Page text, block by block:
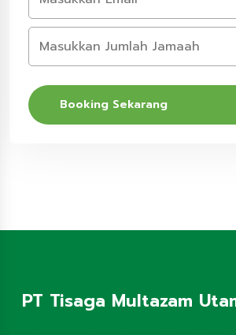
Booking Sekarang
PT Tisaga Multazam